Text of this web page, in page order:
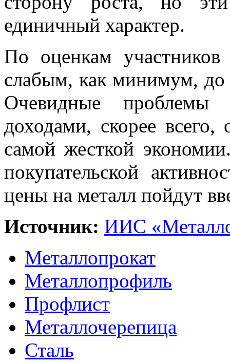
единичный характер.
По оценкам
слабым, как минимум, до
Очевидные проблемы
доходами, скорее всего,
самой жесткой
покупательской
цены на металл пойдут
Источник: ИИС
Металлопрокат
Металлопрофиль
Профлист
Металлочерепица
Сталь